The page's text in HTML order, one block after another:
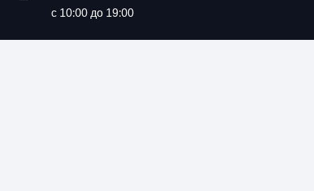
с 10:00 до 19:00